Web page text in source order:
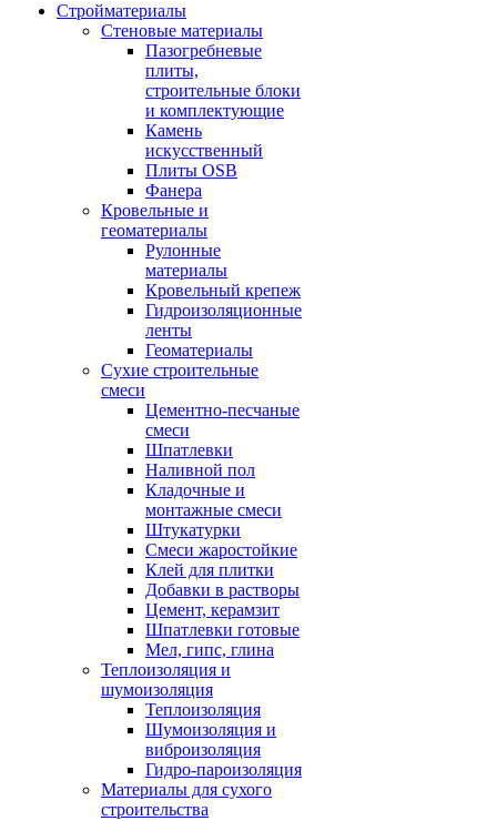
Стройматериалы
Стеновые материалы
Пазогребневые
плиты,
строительные блоки
и комплектующие
Камень
искусственный
Плиты OSB
Фанера
Кровельные и
геоматериалы
Рулонные
материалы
Кровельный крепеж
Гидроизоляционные
ленты
Геоматериалы
Сухие строительные
смеси
Цементно-песчаные
смеси
Шпатлевки
Наливной пол
Кладочные и
монтажные смеси
Штукатурки
Смеси жаростойкие
Клей для плитки
Добавки в растворы
Цемент, керамзит
Шпатлевки готовые
Мел, гипс, глина
Теплоизоляция и
шумоизоляция
Теплоизоляция
Шумоизоляция и
виброизоляция
Гидро-пароизоляция
Материалы для сухого
строительства